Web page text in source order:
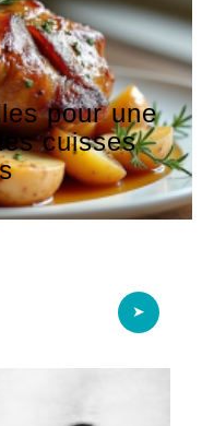
pour une
cuisses